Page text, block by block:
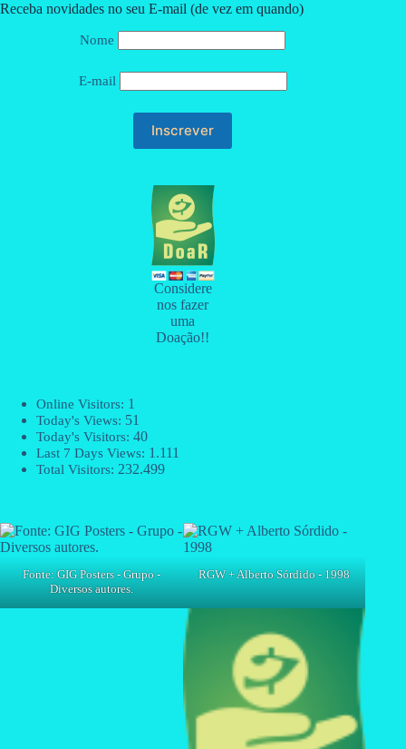
Receba novidades no seu E-mail (de vez em quando)
Nome
E-mail
Considere
nos fazer
uma
Doação!!
Online Visitors: 1
Today's Views: 51
Today's Visitors: 40
Last 7 Days Views: 1.111
Total Visitors: 232.499
Fonte: GIG Posters - Grupo -
Diversos autores.
RGW + Alberto Sórdido - 1998